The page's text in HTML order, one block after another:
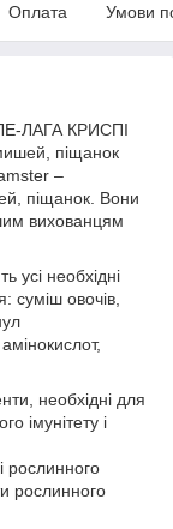
Оплата Умови
ЛАГА КРИСПІ
піщанок
–
піщанок. Вони
вихованцям
необхідні
суміш овочів,
необхідні для
імунітету і
рослинного
рослинного